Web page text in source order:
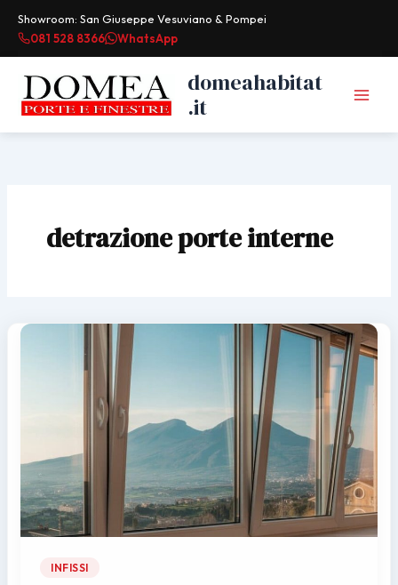
Showroom: San Giuseppe Vesuviano & Pompei
081 528 8366
WhatsApp
domeahabitat
.it
detrazione porte interne
INFISSI